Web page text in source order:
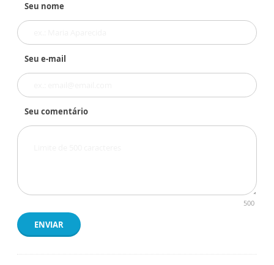
Seu nome
Seu e-mail
Seu comentário
500
ENVIAR